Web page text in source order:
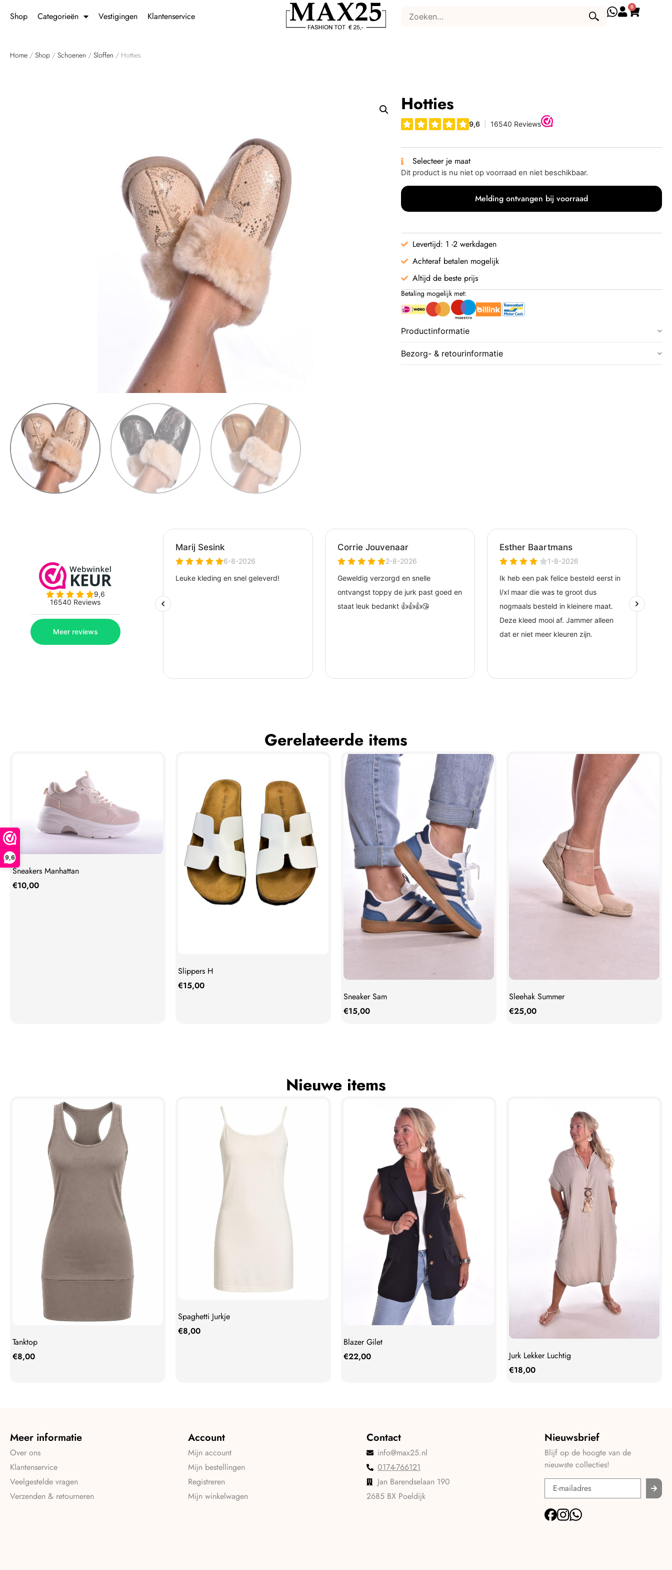
9,6
Shop Categorieën Vestigingen Klantenservice
0
Home / Shop / Schoenen / Sloffen / Hotties
Hotties
Selecteer je maat
Dit product is nu niet op voorraad en niet beschikbaar.
Melding ontvangen bij voorraad
Levertijd: 1 -2 werkdagen
Achteraf betalen mogelijk
Altijd de beste prijs
Betaling mogelijk met:
Productinformatie
Bezorg- & retourinformatie
Gerelateerde items
Sneakers Manhattan
€10,00
Slippers H
€15,00
Sneaker Sam
€15,00
Sleehak Summer
€25,00
Nieuwe items
Tanktop
€8,00
Spaghetti Jurkje
€8,00
Blazer Gilet
€22,00
Jurk Lekker Luchtig
€18,00
Meer informatie
Over ons
Klantenservice
Veelgestelde vragen
Verzenden & retourneren
Account
Mijn account
Mijn bestellingen
Registreren
Mijn winkelwagen
Contact
info@max25.nl
0174-766121
Jan Barendselaan 190
2685 BX Poeldijk
Nieuwsbrief
Blijf op de hoogte van de
nieuwste collecties!